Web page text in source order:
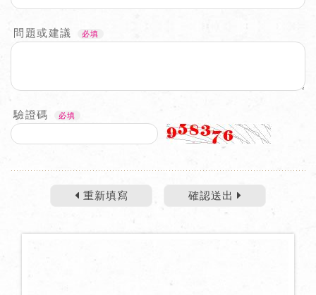
問題或建議
驗證碼
重新填寫 確認送出